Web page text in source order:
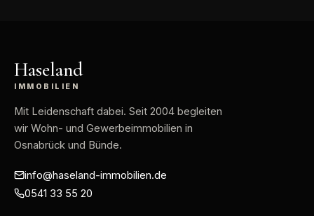
Haseland
IMMOBILIEN
Mit Leidenschaft dabei. Seit 2004 begleiten
wir Wohn- und Gewerbeimmobilien in
Osnabrück und Bünde.
info@haseland-immobilien.de
0541 33 55 20